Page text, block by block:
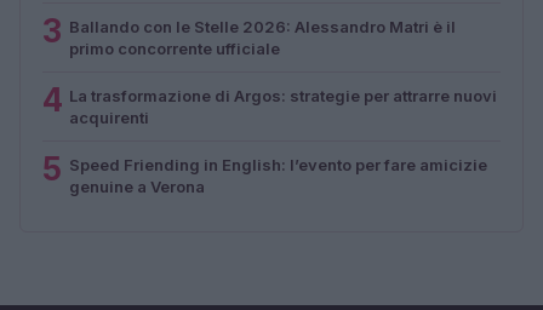
3 Ballando con le Stelle 2026: Alessandro Matri è il
primo concorrente ufficiale
4 La trasformazione di Argos: strategie per attrarre nuovi
acquirenti
5 Speed Friending in English: l’evento per fare amicizie
genuine a Verona